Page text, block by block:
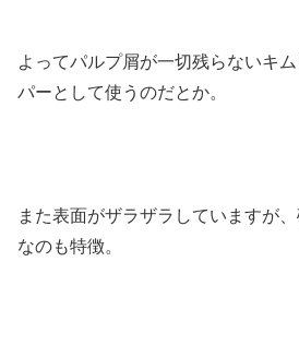
よってパルプ屑が一切残らないキ
パーとして使うのだとか。
また表面がザラザラしていますが
なのも特徴。